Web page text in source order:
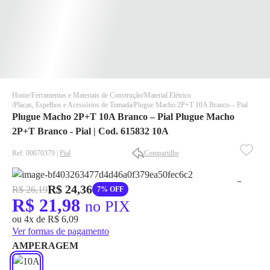
DISPONÍVEL APENAS PARA CPF
Na Eletrotrafo sua compra já vem com o imposto pago, e você
quando seu pedido chegar, você ainda conta com a devolução
grátis em até 7 dias.
Home Ferramentas e Materiais de Construção Material Elétrico
Placas, Espelhos e Acessórios de Tomada Plugue Macho 2P+T 10A Branco – Pial
Plugue Macho 2P+T 10A Branco – Pial Plugue Macho
2P+T Branco - Pial | Cod. 615832 10A
Ref: 00070379 | Pial Compartilhe
R$ 26,19R$ 24,36 7% OFF
R$ 21,98 no PIX
ou 4x de R$ 6,09
Ver formas de pagamento
AMPERAGEM